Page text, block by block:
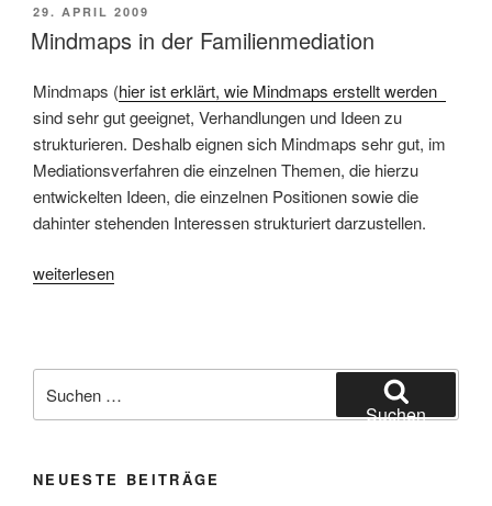
VERÖFFENTLICHT
AM
29. APRIL 2009
Mindmaps in der Familienmediation
Mindmaps (hier ist erklärt, wie Mindmaps erstellt werden
sind sehr gut geeignet, Verhandlungen und Ideen zu
strukturieren. Deshalb eignen sich Mindmaps sehr gut, im
Mediationsverfahren die einzelnen Themen, die hierzu
entwickelten Ideen, die einzelnen Positionen sowie die
dahinter stehenden Interessen strukturiert darzustellen.
„Mindmaps
weiterlesen
nach:
Suchen
NEUESTE BEITRÄGE